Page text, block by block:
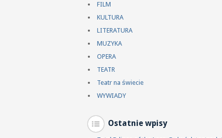
FILM
KULTURA
LITERATURA
MUZYKA
OPERA
TEATR
Teatr na świecie
WYWIADY
Ostatnie wpisy